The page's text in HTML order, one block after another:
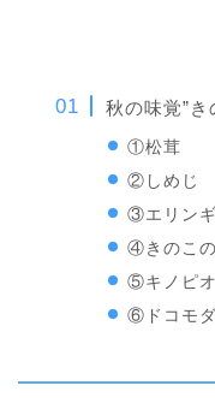
秋の味覚”き
①松茸
②しめじ
③エリンギ
④きのこ
⑤キノピオ
⑥ドコモ